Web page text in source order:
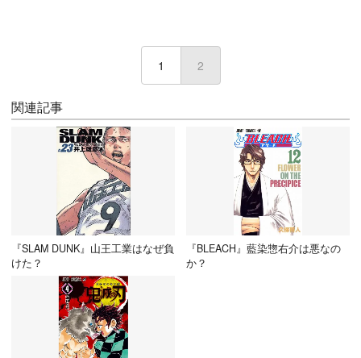
1 2
関連記事
『SLAM DUNK』山王工業はなぜ負
けた？
『BLEACH』藍染惣右介は悪なの
か？